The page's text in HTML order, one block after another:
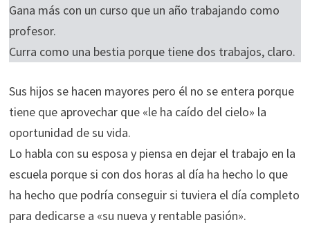
Gana más con un curso que un año trabajando como
profesor.
Curra como una bestia porque tiene dos trabajos, claro.
Sus hijos se hacen mayores pero él no se entera porque
tiene que aprovechar que «le ha caído del cielo» la
oportunidad de su vida.
Lo habla con su esposa y piensa en dejar el trabajo en la
escuela porque si con dos horas al día ha hecho lo que
ha hecho que podría conseguir si tuviera el día completo
para dedicarse a «su nueva y rentable pasión».